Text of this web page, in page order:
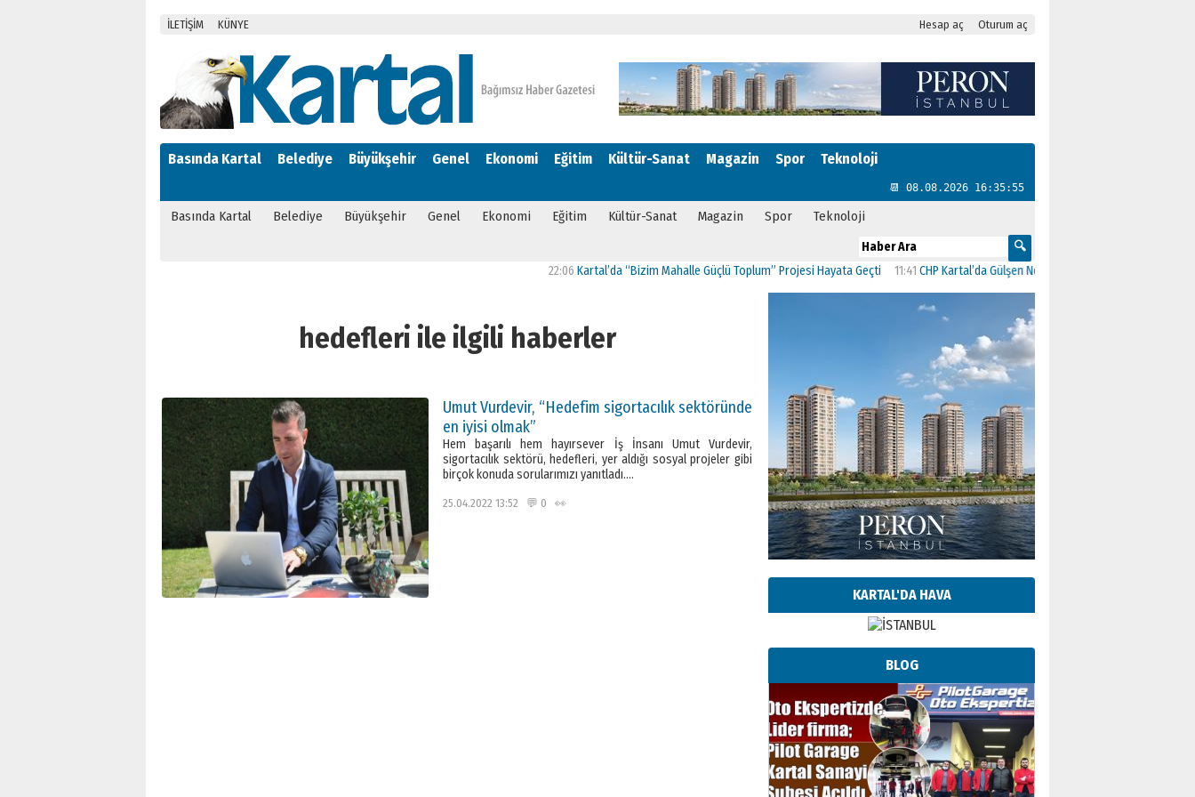
İLETİŞİM KÜNYE Hesap aç Oturum aç
Basında Kartal Belediye Büyükşehir Genel Ekonomi Eğitim Kültür-Sanat Magazin Spor Teknoloji
📆 08.08.2026 16:35:55
Basında Kartal Belediye Büyükşehir Genel Ekonomi Eğitim Kültür-Sanat Magazin Spor Teknoloji
Kartal’da “Bizim Mahalle Güçlü Toplum” Projesi Hayata Geçti 11:41 CHP Kartal’da Gülşen Neşe Büklü dönemi
hedefleri ile ilgili haberler
Umut Vurdevir, “Hedefim sigortacılık sektöründe
en iyisi olmak”
Hem başarılı hem hayırsever İş İnsanı Umut Vurdevir,
sigortacılık sektörü, hedefleri, yer aldığı sosyal projeler gibi
birçok konuda sorularımızı yanıtladı….
25.04.2022 13:52 💬 0 👀
KARTAL'DA HAVA
BLOG